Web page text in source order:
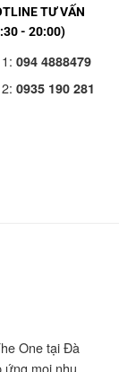
TƯ VẤN
- 20:00)
094 4888479
0935 190 281
One tại Đà
ứng mọi nhu